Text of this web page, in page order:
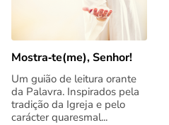
Mostra‑te(me), Senhor!
Um guião de leitura orante
da Palavra. Inspirados pela
tradição da Igreja e pelo
carácter quaresmal...